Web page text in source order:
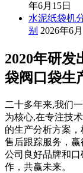
年6月15日
水泥纸袋机
别 2026年6
2020年研发
袋阀口袋生
二十多年来,我们
为核心,在专注技
的生产分析方案
售后跟踪服务，
公司良好品牌和
作，共赢未来。